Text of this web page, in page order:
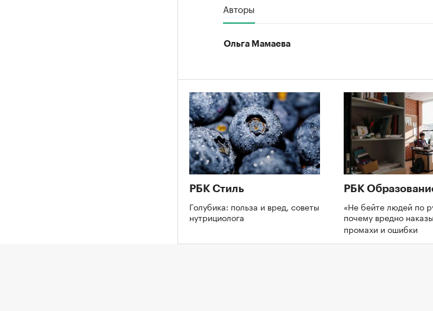
Авторы
Ольга Мамаева
РБК Стиль
Голубика: польза и вред, советы
нутрициолога
РБК
«Не бейте людей по
почему вредно
промахи и ошибки